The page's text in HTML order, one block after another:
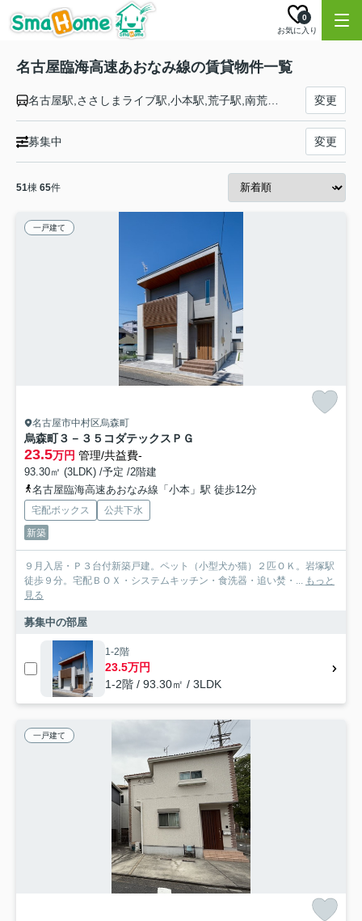
お気に入り
0
名古屋臨海高速あおなみ線の賃貸物件一覧
変更
募集中 変更
51棟 65件
一戸建て
名古屋市中村区烏森町
烏森町３－３５コダテックスＰＧ
23.5万円 管理/共益費-
93.30㎡ (3LDK) /予定 /2階建
名古屋臨海高速あおなみ線「小本」駅 徒歩12分
宅配ボックス
公共下水
新築
９月入居・Ｐ３台付新築戸建。ペット（小型犬か猫）２匹ＯＫ。岩塚駅
徒歩９分。宅配ＢＯＸ・システムキッチン・食洗器・追い焚・... もっと
見る
募集中の部屋
1-2階
23.5万円
1-2階 / 93.30㎡ / 3LDK
一戸建て